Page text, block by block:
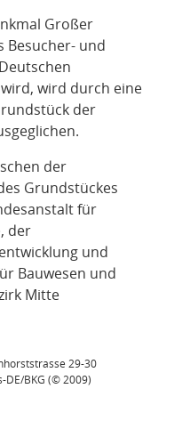
Großer
Besucher- und
wird durch eine
der
der
Grundstückes
für
der
und
Bauwesen und
Mitte
29-30
DE/BKG (© 2009)